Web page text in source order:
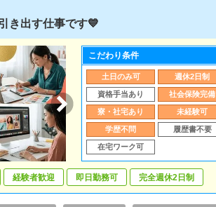
き出す仕事です💙
こだわり条件
土日のみ可 週休2日制
資格手当あり 社会保険完備
寮・社宅あり 未経験可
学歴不問 履歴書不要
在宅ワーク可
経験者歓迎 即日勤務可 完全週休2日制